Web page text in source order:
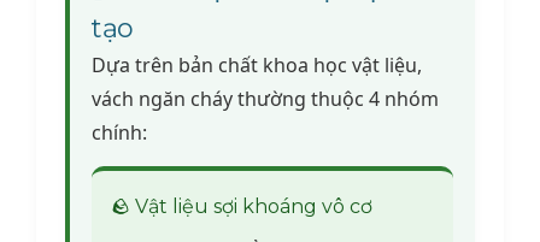
tạo
Dựa trên bản chất khoa học vật liệu,
vách ngăn cháy thường thuộc 4 nhóm
chính:
🪨 Vật liệu sợi khoáng vô cơ